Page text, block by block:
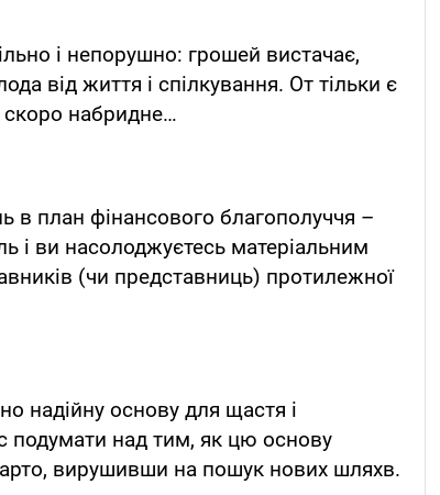
і непорушно: грошей вистачає,
від життя і спілкування. От тільки є
набридне…
в план фінансового благополуччя –
і ви насолоджуєтесь матеріальним
(чи представниць) протилежної
надійну основу для щастя і
подумати над тим, як цю основу
вирушивши на пошук нових шляхв.